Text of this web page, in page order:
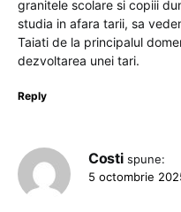
granitele scolare si copiii
studia in afara tarii, sa
Taiati de la principalul
dezvoltarea unei tari.
Reply
Costi spune:
5 octombrie